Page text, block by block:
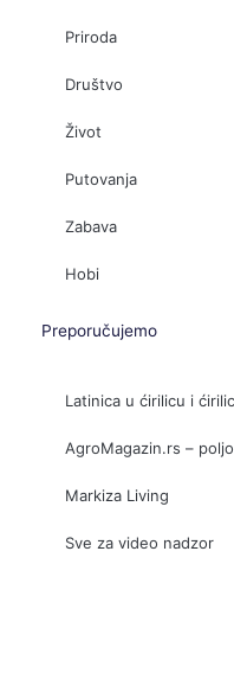
Priroda
Društvo
Život
Putovanja
Zabava
Hobi
Preporučujemo
Latinica u ćirilicu i
AgroMagazin.rs –
Markiza Living
Sve za video nadzor